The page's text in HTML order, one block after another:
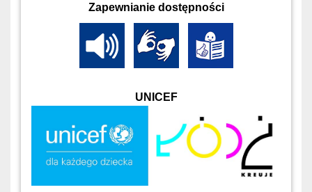
Zapewnianie dostępności
UNICEF